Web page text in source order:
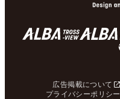
広告掲載について
プライバシーポリシー